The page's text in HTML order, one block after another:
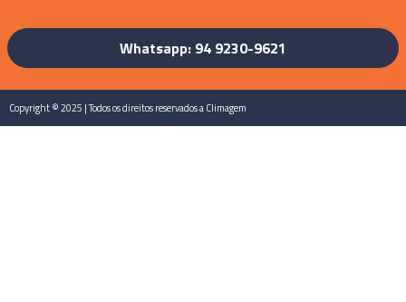
Whatsapp: 94 9230-9621
Copyright © 2025 | Todos os direitos reservados a Climagem